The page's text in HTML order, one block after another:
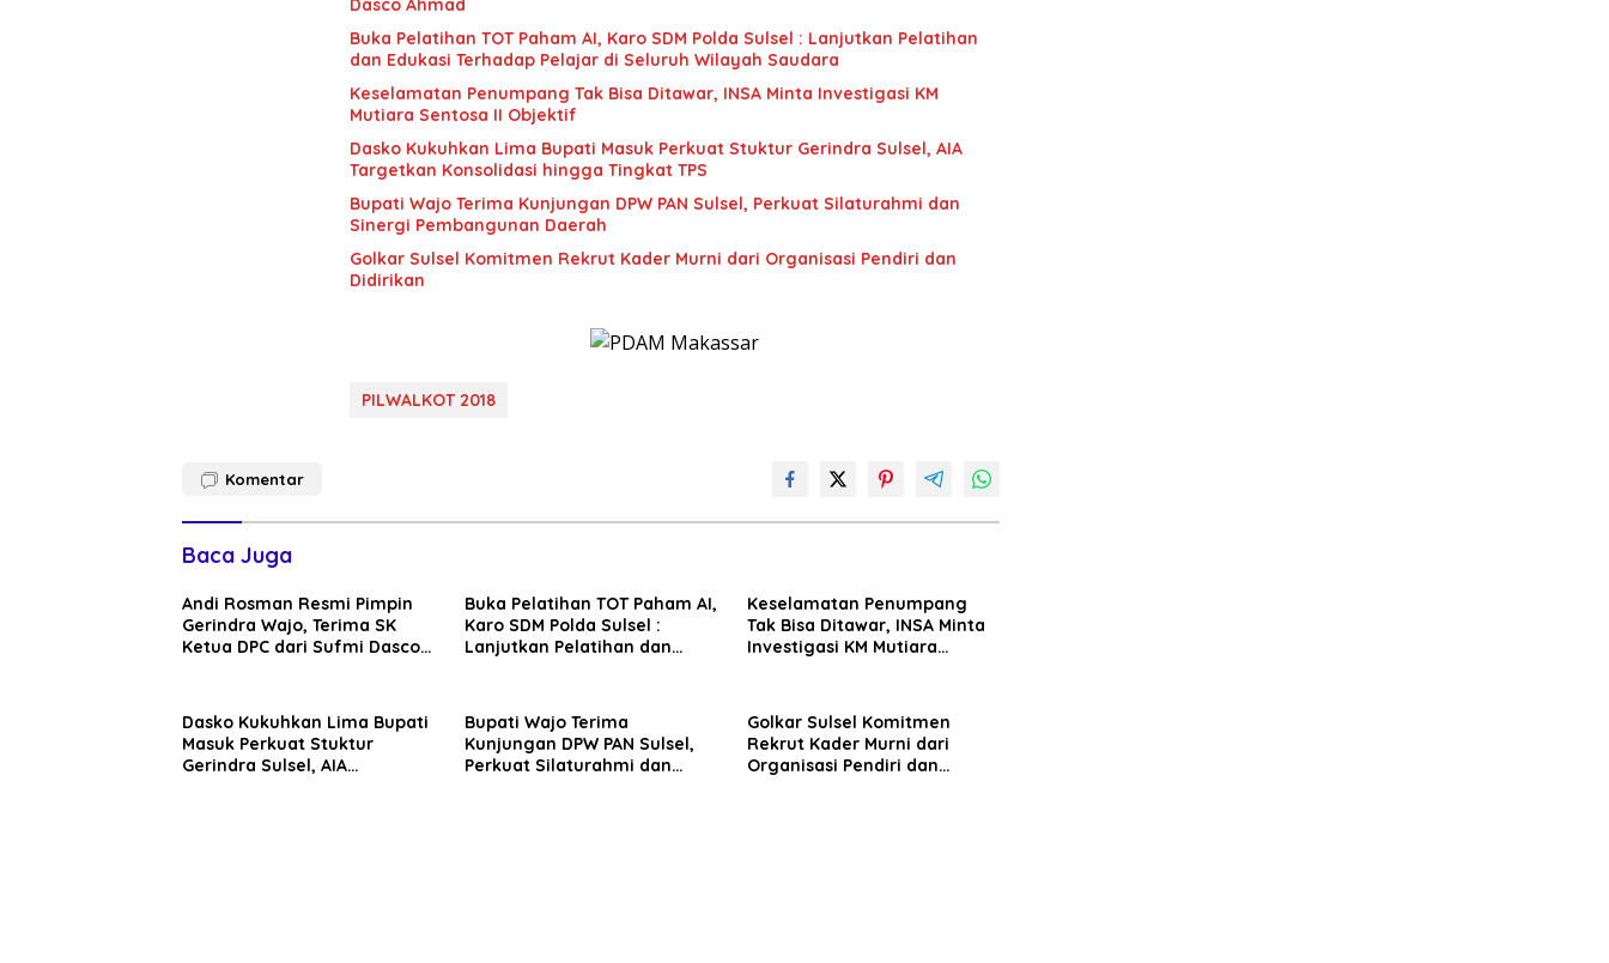
Dasco Ahmad
Buka Pelatihan TOT Paham AI, Karo SDM Polda Sulsel : Lanjutkan Pelatihan
dan Edukasi Terhadap Pelajar di Seluruh Wilayah Saudara
Keselamatan Penumpang Tak Bisa Ditawar, INSA Minta Investigasi KM
Mutiara Sentosa II Objektif
Dasko Kukuhkan Lima Bupati Masuk Perkuat Stuktur Gerindra Sulsel, AIA
Targetkan Konsolidasi hingga Tingkat TPS
Bupati Wajo Terima Kunjungan DPW PAN Sulsel, Perkuat Silaturahmi dan
Sinergi Pembangunan Daerah
Golkar Sulsel Komitmen Rekrut Kader Murni dari Organisasi Pendiri dan
Didirikan
PILWALKOT 2018
Komentar
Baca Juga
Andi Rosman Resmi Pimpin
Gerindra Wajo, Terima SK
Ketua DPC dari Sufmi Dasco
Buka Pelatihan TOT Paham AI,
Karo SDM Polda Sulsel :
Lanjutkan Pelatihan dan
Keselamatan Penumpang
Tak Bisa Ditawar, INSA Minta
Investigasi KM Mutiara
Dasko Kukuhkan Lima Bupati
Masuk Perkuat Stuktur
Gerindra Sulsel, AIA
Bupati Wajo Terima
Kunjungan DPW PAN Sulsel,
Perkuat Silaturahmi dan
Golkar Sulsel Komitmen
Rekrut Kader Murni dari
Organisasi Pendiri dan